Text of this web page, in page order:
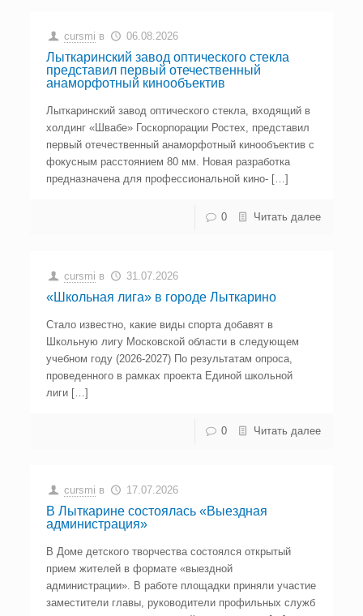
cursmi в 06.08.2026
Лыткаринский завод оптического стекла
представил первый отечественный
анаморфотный кинообъектив
Лыткаринский завод оптического стекла, входящий в
холдинг «Швабе» Госкорпорации Ростех, представил
первый отечественный анаморфотный кинообъектив с
фокусным расстоянием 80 мм. Новая разработка
предназначена для профессиональной кино- […]
0 Читать далее
cursmi в 31.07.2026
«Школьная лига» в городе Лыткарино
Стало известно, какие виды спорта добавят в
Школьную лигу Московской области в следующем
учебном году (2026-2027) По результатам опроса,
проведенного в рамках проекта Единой школьной
лиги […]
0 Читать далее
cursmi в 17.07.2026
В Лыткарине состоялась «Выездная
администрация»
В Доме детского творчества состоялся открытый
прием жителей в формате «выездной
администрации». В работе площадки приняли участие
заместители главы, руководители профильных служб